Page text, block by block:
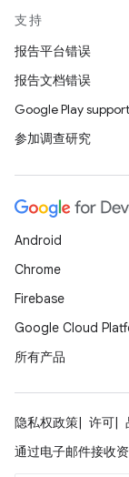
支持
报告平台错误
报告文档错误
Google Play support
参加调查研究
Android
Chrome
Firebase
Google Cloud
所有产品
隐私权政策 许可
通过电子邮件接收